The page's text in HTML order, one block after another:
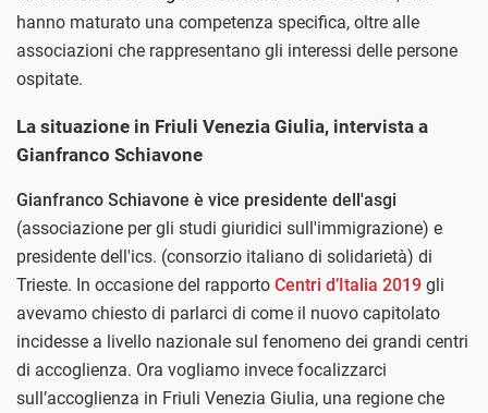
hanno maturato una competenza specifica, oltre alle
associazioni che rappresentano gli interessi delle persone
ospitate.
La situazione in Friuli Venezia Giulia, intervista a
Gianfranco Schiavone
Gianfranco Schiavone è vice presidente dell'asgi
(associazione per gli studi giuridici sull'immigrazione) e
presidente dell'ics. (consorzio italiano di solidarietà) di
Trieste. In occasione del rapporto Centri d’Italia 2019 gli
avevamo chiesto di parlarci di come il nuovo capitolato
incidesse a livello nazionale sul fenomeno dei grandi centri
di accoglienza. Ora vogliamo invece focalizzarci
sull’accoglienza in Friuli Venezia Giulia, una regione che